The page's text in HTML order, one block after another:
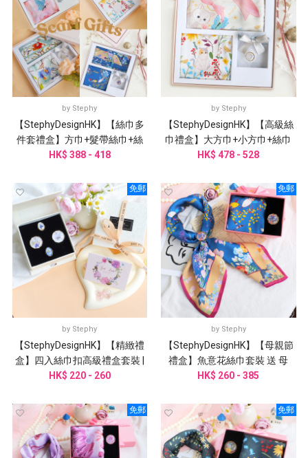
by Stephy
【StephyDesignHK】【絲巾多
件套禮盒】方巾+髮帶絲巾+絲
巾扣 多件套經典禮盒 | 客製化
HK$ 388 - 418
by Stephy
【StephyDesignHK】【高級絲
巾禮盒】大方巾+小方巾+絲巾
扣 三入經典高級禮盒 | 客製化
HK$ 478 - 528
免郵
by Stephy
【StephyDesignHK】【精緻禮
盒】四入絲巾扣高級禮盒套裝 |
客製化禮物
HK$ 220 - 260
免郵
by Stephy
【StephyDesignHK】【母親節
禮盒】魚意花絲巾套裝 送 母
親、丈母娘、婆婆、乾媽
HK$ 260 - 385
免郵 免郵